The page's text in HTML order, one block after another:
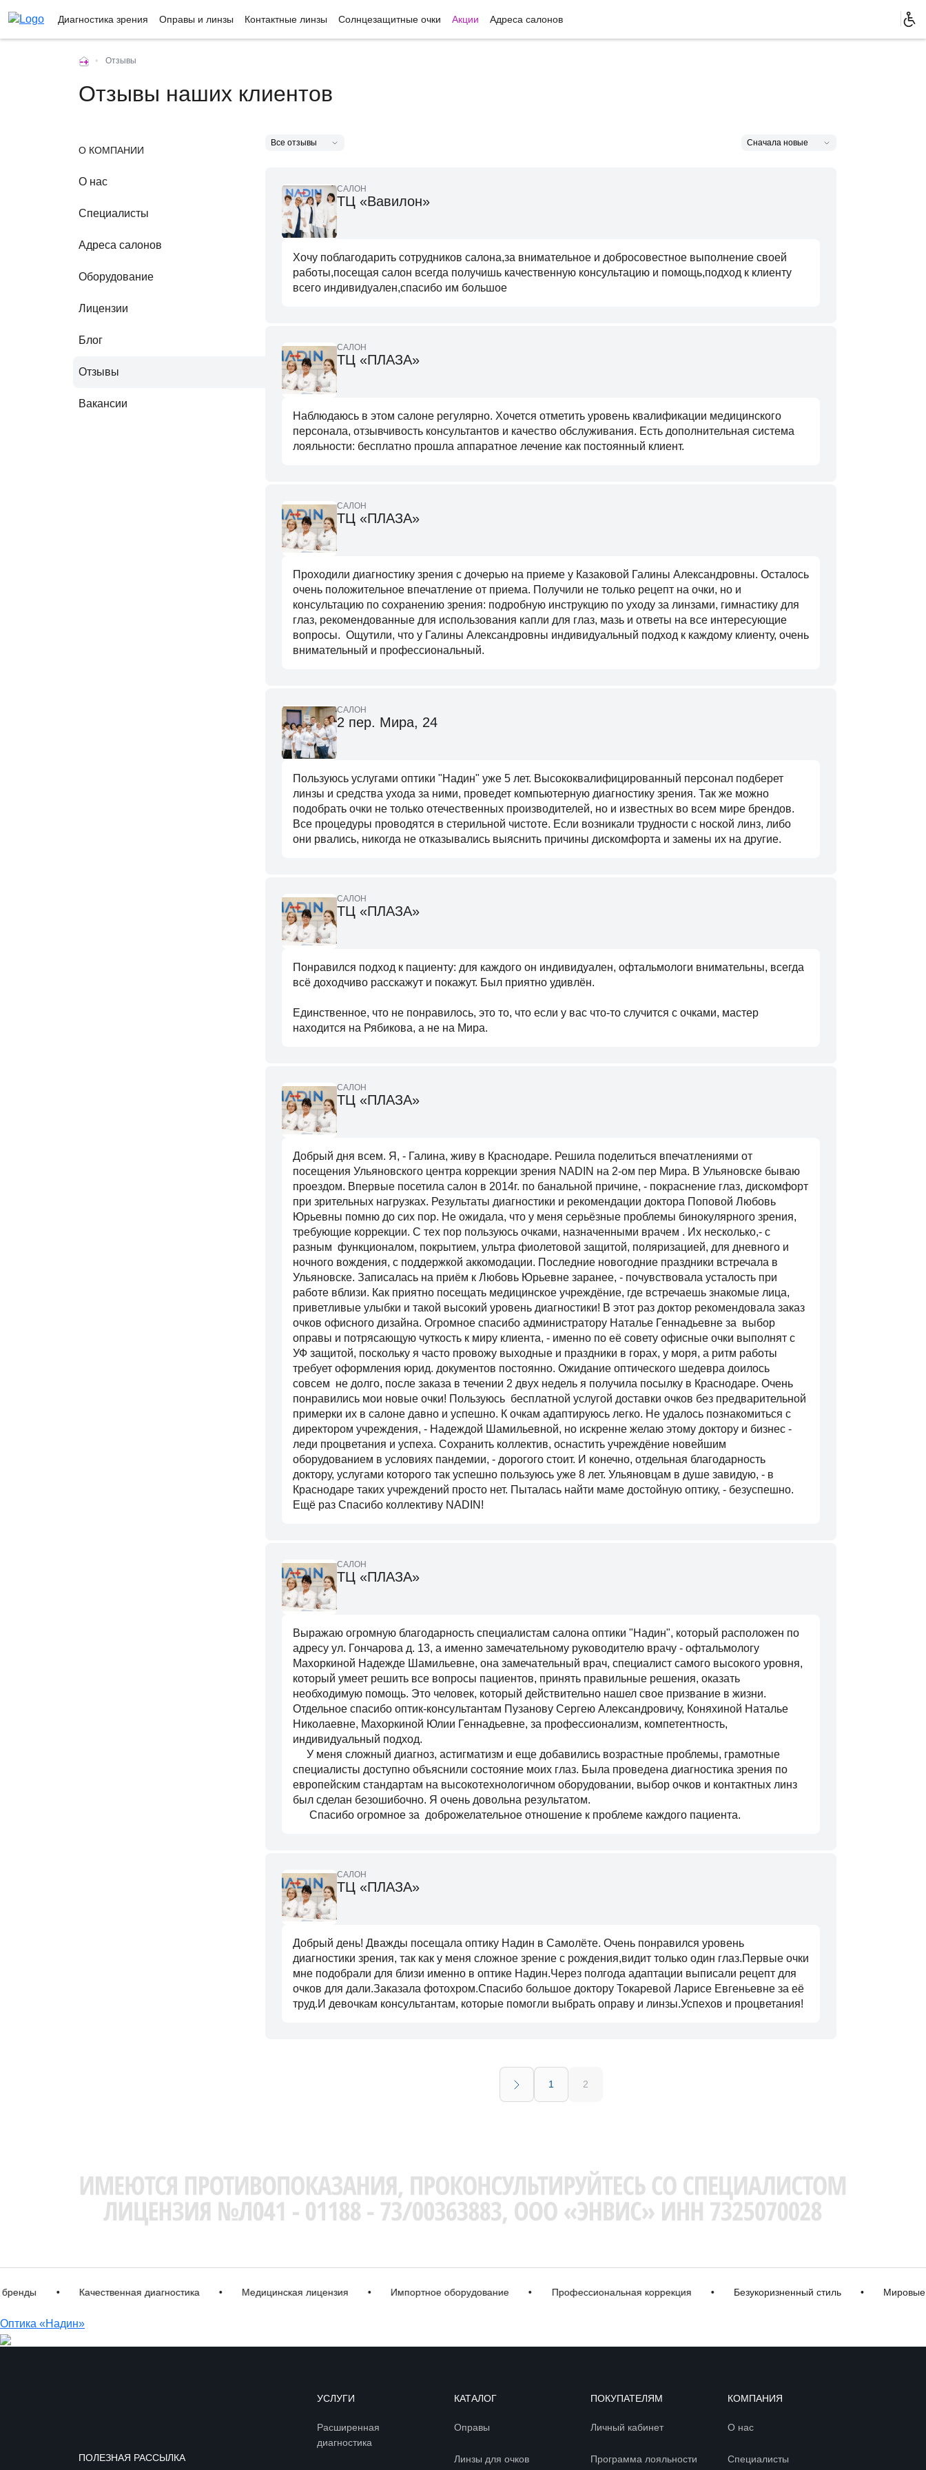
Диагностика зрения Оправы и линзы Контактные линзы Солнцезащитные очки Акции Адреса салонов
• Отзывы
Отзывы наших клиентов
САЛОН
ТЦ «Вавилон»
Хочу поблагодарить сотрудников салона,за внимательное и добросовестное выполнение своей
работы,посещая салон всегда получишь качественную консультацию и помощь,подход к клиенту
всего индивидуален,спасибо им большое
САЛОН
ТЦ «ПЛАЗА»
Наблюдаюсь в этом салоне регулярно. Хочется отметить уровень квалификации медицинского
персонала, отзывчивость консультантов и качество обслуживания. Есть дополнительная система
лояльности: бесплатно прошла аппаратное лечение как постоянный клиент.
САЛОН
ТЦ «ПЛАЗА»
Проходили диагностику зрения с дочерью на приеме у Казаковой Галины Александровны. Осталось
очень положительное впечатление от приема. Получили не только рецепт на очки, но и
консультацию по сохранению зрения: подробную инструкцию по уходу за линзами, гимнастику для
глаз, рекомендованные для использования капли для глаз, мазь и ответы на все интересующие
вопросы. Ощутили, что у Галины Александровны индивидуальный подход к каждому клиенту, очень
внимательный и профессиональный.
САЛОН
2 пер. Мира, 24
Пользуюсь услугами оптики "Надин" уже 5 лет. Высококвалифицированный персонал подберет
линзы и средства ухода за ними, проведет компьютерную диагностику зрения. Так же можно
подобрать очки не только отечественных производителей, но и известных во всем мире брендов.
Все процедуры проводятся в стерильной чистоте. Если возникали трудности с ноской линз, либо
они рвались, никогда не отказывались выяснить причины дискомфорта и замены их на другие.
САЛОН
ТЦ «ПЛАЗА»
Понравился подход к пациенту: для каждого он индивидуален, офтальмологи внимательны, всегда
всё доходчиво расскажут и покажут. Был приятно удивлён.
Единственное, что не понравилось, это то, что если у вас что-то случится с очками, мастер
находится на Рябикова, а не на Мира.
САЛОН
ТЦ «ПЛАЗА»
Добрый дня всем. Я, - Галина, живу в Краснодаре. Решила поделиться впечатлениями от
посещения Ульяновского центра коррекции зрения NADIN на 2-ом пер Мира. В Ульяновске бываю
проездом. Впервые посетила салон в 2014г. по банальной причине, - покраснение глаз, дискомфорт
при зрительных нагрузках. Результаты диагностики и рекомендации доктора Поповой Любовь
Юрьевны помню до сих пор. Не ожидала, что у меня серьёзные проблемы бинокулярного зрения,
требующие коррекции. С тех пор пользуюсь очками, назначенными врачем . Их несколько,- с
разным функционалом, покрытием, ультра фиолетовой защитой, поляризацией, для дневного и
ночного вождения, с поддержкой аккомодации. Последние новогодние праздники встречала в
Ульяновске. Записалась на приём к Любовь Юрьевне заранее, - почувствовала усталость при
работе вблизи. Как приятно посещать медицинское учреждёние, где встречаешь знакомые лица,
приветливые улыбки и такой высокий уровень диагностики! В этот раз доктор рекомендовала заказ
очков офисного дизайна. Огромное спасибо администратору Наталье Геннадьевне за выбор
оправы и потрясающую чуткость к миру клиента, - именно по её совету офисные очки выполнят с
УФ защитой, поскольку я часто провожу выходные и праздники в горах, у моря, а ритм работы
требует оформления юрид. документов постоянно. Ожидание оптического шедевра доилось
совсем не долго, после заказа в течении 2 двух недель я получила посылку в Краснодаре. Очень
понравились мои новые очки! Пользуюсь бесплатной услугой доставки очков без предварительной
примерки их в салоне давно и успешно. К очкам адаптируюсь легко. Не удалось познакомиться с
директором учреждения, - Надеждой Шамильевной, но искренне желаю этому доктору и бизнес -
леди процветания и успеха. Сохранить коллектив, оснастить учреждёние новейшим
оборудованием в условиях пандемии, - дорогого стоит. И конечно, отдельная благодарность
доктору, услугами которого так успешно пользуюсь уже 8 лет. Ульяновцам в душе завидую, - в
Краснодаре таких учреждений просто нет. Пыталась найти маме достойную оптику, - безуспешно.
Ещё раз Спасибо коллективу NADIN!
САЛОН
ТЦ «ПЛАЗА»
Выражаю огромную благодарность специалистам салона оптики "Надин", который расположен по
адресу ул. Гончарова д. 13, а именно замечательному руководителю врачу - офтальмологу
Махоркиной Надежде Шамильевне, она замечательный врач, специалист самого высокого уровня,
который умеет решить все вопросы пациентов, принять правильные решения, оказать
необходимую помощь. Это человек, который действительно нашел свое призвание в жизни.
Отдельное спасибо оптик-консультантам Пузанову Сергею Александровичу, Коняхиной Наталье
Николаевне, Махоркиной Юлии Геннадьевне, за профессионализм, компетентность,
индивидуальный подход.
У меня сложный диагноз, астигматизм и еще добавились возрастные проблемы, грамотные
специалисты доступно объяснили состояние моих глаз. Была проведена диагностика зрения по
европейским стандартам на высокотехнологичном оборудовании, выбор очков и контактных линз
был сделан безошибочно. Я очень довольна результатом.
Спасибо огромное за доброжелательное отношение к проблеме каждого пациента.
САЛОН
ТЦ «ПЛАЗА»
Добрый день! Дважды посещала оптику Надин в Самолёте. Очень понравился уровень
диагностики зрения, так как у меня сложное зрение с рождения,видит только один глаз.Первые очки
мне подобрали для близи именно в оптике Надин.Через полгода адаптации выписали рецепт для
очков для дали.Заказала фотохром.Спасибо большое доктору Токаревой Ларисе Евгеньевне за её
труд.И девочкам консультантам, которые помогли выбрать оправу и линзы.Успехов и процветания!
1 2
О КОМПАНИИ
О нас
Специалисты
Адреса салонов
Оборудование
Лицензии
Блог
Отзывы
Вакансии
• Качественная диагностика • Медицинская лицензия • Импортное оборудование • Профессиональная коррекция • Безукоризненный стиль • Мировые
Оптика «Надин»
ПОЛЕЗНАЯ РАССЫЛКА
УСЛУГИ
Расширенная
диагностика
КАТАЛОГ
Оправы
Линзы для очков
ПОКУПАТЕЛЯМ
Личный кабинет
Программа лояльности
КОМПАНИЯ
О нас
Специалисты